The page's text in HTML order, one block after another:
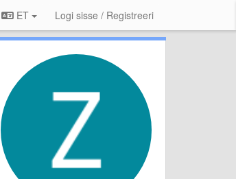
ET Logi sisse / Registreeri